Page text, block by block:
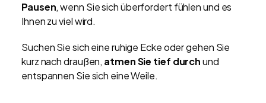
Pausen, wenn Sie sich überfordert fühlen und es
Ihnen zu viel wird.
Suchen Sie sich eine ruhige Ecke oder gehen Sie
kurz nach draußen, atmen Sie tief durchund
entspannen Sie sich eine Weile.